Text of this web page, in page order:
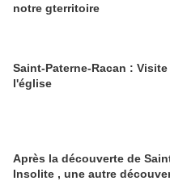
notre gterritoire
Saint-Paterne-Racan : Visite
l'église
Après la découverte de
Insolite , une autre découverte a